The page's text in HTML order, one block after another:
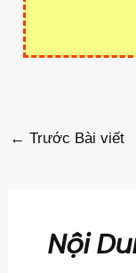
← Trước Bài viết
Nội